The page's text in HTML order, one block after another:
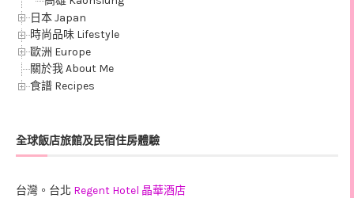
日本 Japan
時尚品味 Lifestyle
歐洲 Europe
關於我 About Me
食譜 Recipes
全球飯店旅館及民宿住房體驗
台灣。台北 Regent Hotel 晶華酒店